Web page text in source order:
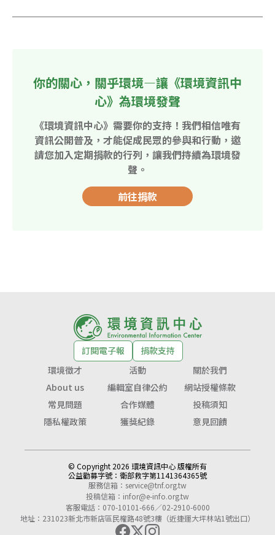
你的關心，關乎環境—讓《環境資訊中
心》為環境發聲
《環境資訊中心》需要你的支持！我們相信唯有
資訊公開普及，才能促成民眾的參與和行動，邀
請您加入定期捐款的行列，讓我們持續為環境發
聲。
前往捐款
訂閱電子報
捐款支持
環境徵才
活動
關於我們
About us
編輯室自律公約
網站授權條款
常見問題
合作媒體
投稿須知
隱私權政策
獲獎紀錄 意見回饋
© Copyright 2026 環境資訊中心 版權所有
公益勸募字號： 衛部救字第1141364365號
服務信箱： service@tnf.org.tw
投稿信箱： infor@e-info.org.tw
客服電話：070-10101-666／02-2910-6000
地址：231023新北市新店區民權路48號3樓（近捷運大坪林站1號出口）